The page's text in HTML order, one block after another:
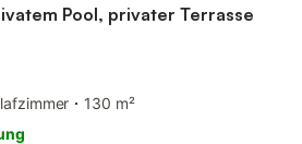
Pool, privater Terrasse
130 m²